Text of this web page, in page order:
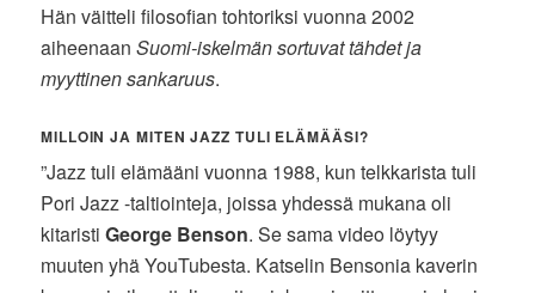
Hän väitteli filosofian tohtoriksi vuonna 2002
aiheenaanSuomi-iskelmän sortuvat tähdet ja
myyttinen sankaruus.
MILLOIN JA MITEN JAZZ TULI ELÄMÄÄSI?
”Jazz tuli elämääni vuonna 1988, kun telkkarista tuli
Pori Jazz -taltiointeja, joissa yhdessä mukana oli
kitaristiGeorge Benson. Se sama video löytyy
muuten yhä YouTubesta. Katselin Bensonia kaverin